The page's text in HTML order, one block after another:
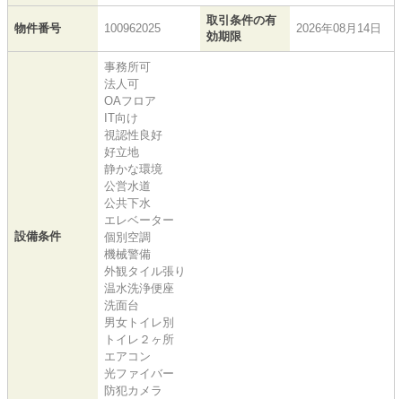
物件番号 100962025
取引条件の有
効期限
2026年08月14日
設備条件
事務所可
法人可
OAフロア
IT向け
視認性良好
好立地
静かな環境
公営水道
公共下水
エレベーター
個別空調
機械警備
外観タイル張り
温水洗浄便座
洗面台
男女トイレ別
トイレ２ヶ所
エアコン
光ファイバー
防犯カメラ